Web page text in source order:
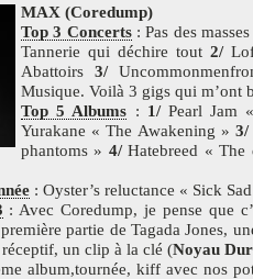
MAX (Coredump)
Top 3 Concerts: Pas des
Tannerie qui déchire tout 2/
Abattoirs3/
Musique. Voilà 3 gigs qui m’ont
Top 5 Albums : 1/Pearl Jam
Yurakane « The Awakening »3/
phantoms » 4/Hatebreed « The
: Oyster’s reluctance « Sick
: Avec Coredump, je pense que
partie de Tagada Jones,
un clip à la clé (Noyau Dur
album,tournée, kiff avec nos